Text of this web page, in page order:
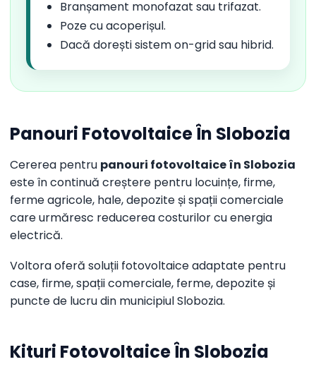
Branșament monofazat sau trifazat.
Poze cu acoperișul.
Dacă dorești sistem on-grid sau hibrid.
Panouri Fotovoltaice În Slobozia
Cererea pentru panouri fotovoltaice în Slobozia
este în continuă creștere pentru locuințe, firme,
ferme agricole, hale, depozite și spații comerciale
care urmăresc reducerea costurilor cu energia
electrică.
Voltora oferă soluții fotovoltaice adaptate pentru
case, firme, spații comerciale, ferme, depozite și
puncte de lucru din municipiul Slobozia.
Kituri Fotovoltaice În Slobozia